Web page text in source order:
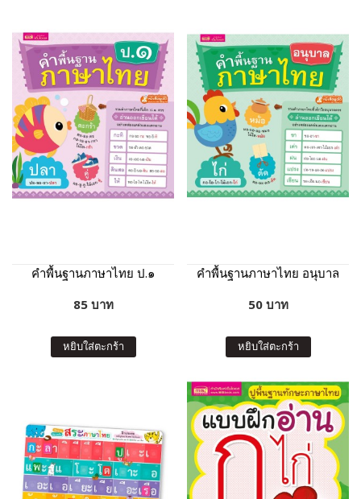
คำพื้นฐานภาษาไทย ป.๑
85 บาท
หยิบใส่ตะกร้า
คำพื้นฐานภาษาไทย อนุบาล
50 บาท
หยิบใส่ตะกร้า